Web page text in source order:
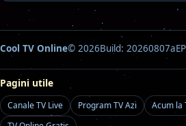
Cool TV Online© 2026Build: 20260807a
Pagini utile
Canale TV Live Program TV Azi Acum la